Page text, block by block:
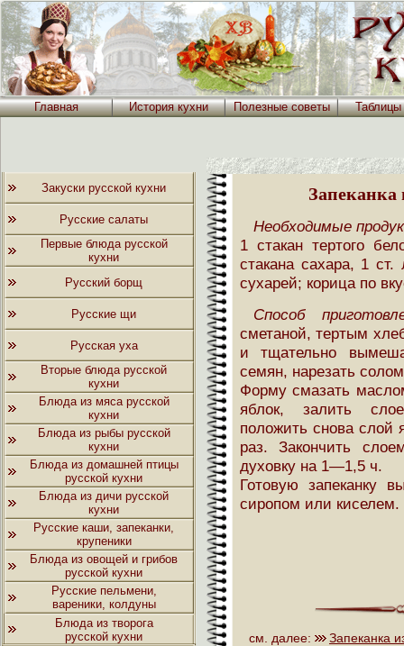
Главная История кухни Полезные советы
Закуски русской кухни
Русские салаты
Первые блюда русской
кухни
Русский борщ
Русские щи
Русская уха
Вторые блюда русской
кухни
Блюда из мяса русской
кухни
Блюда из рыбы русской
кухни
Блюда из домашней птицы
русской кухни
Блюда из дичи русской
кухни
Русские каши, запеканки,
крупеники
Блюда из овощей и грибов
русской кухни
Русские пельмени,
вареники, колдуны
Блюда из творога
русской кухни
Запеканка
Необходимые
1 стакан тертого
стакана сахара, 1
сухарей; корица по
Способ
сметаной, тертым
и тщательно
семян, нарезать
Форму смазать
яблок, залить
положить снова слой
раз. Закончить
духовку на 1—1,5 ч.
Готовую запеканку
сиропом или киселем.
см. далее: Запеканка